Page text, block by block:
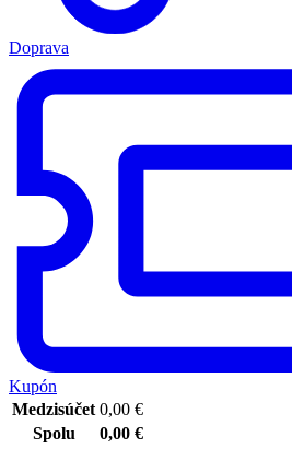
Doprava
Kupón
Medzisúčet 0,00 €
Spolu
0,00 €